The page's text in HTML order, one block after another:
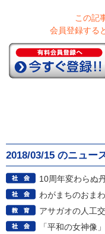
この記
会員登録する
2018/03/15 のニュー
10周年変わらぬ
わがまちのおま
アサガオの人工
「平和の女神像